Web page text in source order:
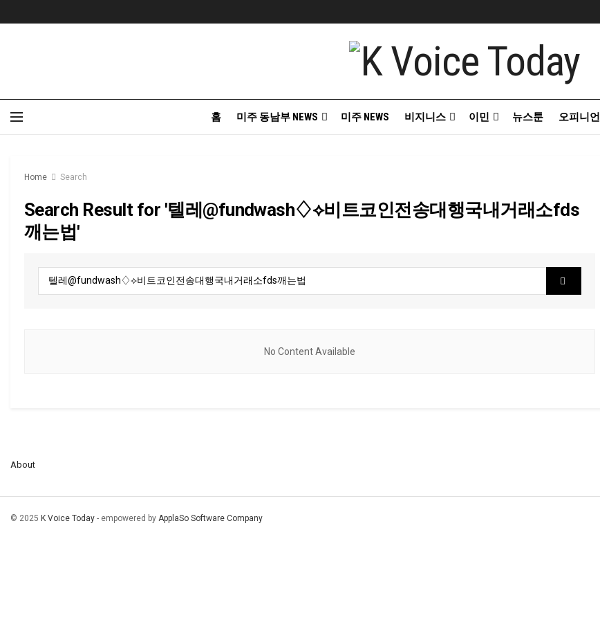
홈 미주 동남부 NEWS 미주 NEWS 비지니스 이민 뉴스툰 오피니언
Home Search
Search Result for '텔레@fundwash♢⟡비트코인전송대행국내거래소fds
깨는법'
No Content Available
About
© 2025 K Voice Today - empowered by ApplaSo Software Company